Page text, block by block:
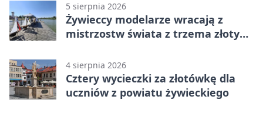
5 sierpnia 2026
Żywieccy modelarze wracają z
mistrzostw świata z trzema złotymi
4 sierpnia 2026
Cztery wycieczki za złotówkę dla
uczniów z powiatu żywieckiego